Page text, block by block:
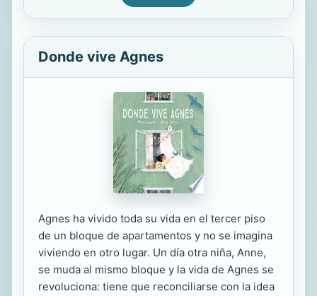
Donde vive Agnes
Agnes ha vivido toda su vida en el tercer piso
de un bloque de apartamentos y no se imagina
viviendo en otro lugar. Un día otra niña, Anne,
se muda al mismo bloque y la vida de Agnes se
revoluciona: tiene que reconciliarse con la idea